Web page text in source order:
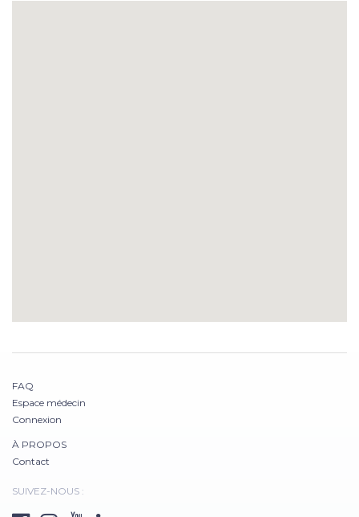
FAQ
Espace médecin
Connexion
À PROPOS
Contact
SUIVEZ-NOUS :